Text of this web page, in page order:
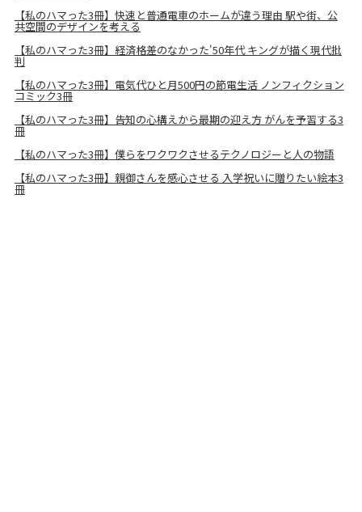
【私のハマった3冊】快速と普通電車のホームが違う理由 駅や街、公
共空間のデザインを考える
【私のハマった3冊】経済格差のなかった'50年代 キングが描く現代批
判
【私のハマった3冊】電気代ひと月500円の節電生活 ノンフィクション
コミック3冊
【私のハマった3冊】告知の心構えから最期の迎え方 がんを予習する3
冊
【私のハマった3冊】僕らをワクワクさせるテクノロジーと人の物語
【私のハマった3冊】親御さんを感心させる 入学祝いに贈りたい絵本3
冊